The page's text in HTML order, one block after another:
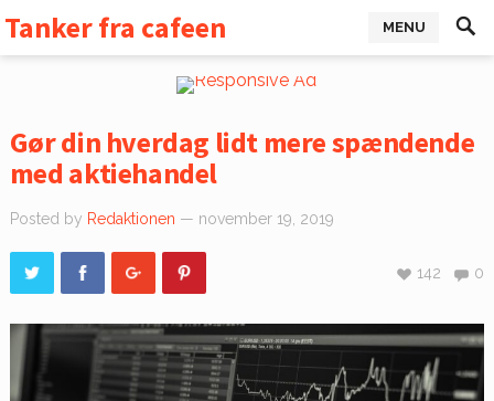
Tanker fra cafeen MENU
Gør din hverdag lidt mere spændende
med aktiehandel
Posted by Redaktionen — november 19, 2019
0
142